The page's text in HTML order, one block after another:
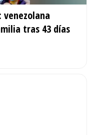
venezolana
tras 43 días